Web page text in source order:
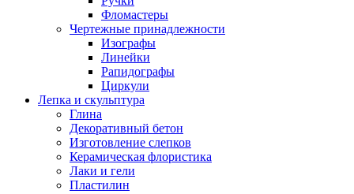
Фломастеры
Чертежные принадлежности
Изографы
Линейки
Рапидографы
Циркули
Лепка и скульптура
Глина
Декоративный бетон
Изготовление слепков
Керамическая флористика
Лаки и гели
Пластилин